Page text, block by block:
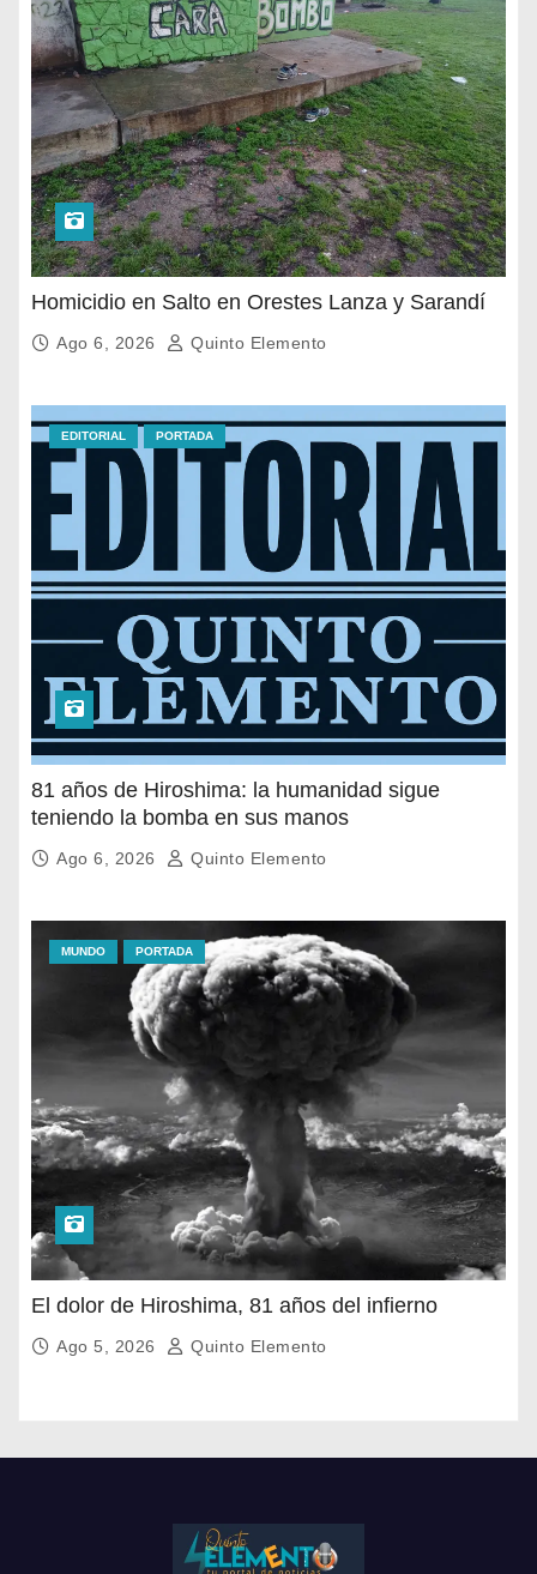
Homicidio en Salto en Orestes Lanza y Sarandí
Ago 6, 2026 Quinto Elemento
EDITORIAL PORTADA
81 años de Hiroshima: la humanidad sigue
teniendo la bomba en sus manos
Ago 6, 2026 Quinto Elemento
MUNDO PORTADA
El dolor de Hiroshima, 81 años del infierno
Ago 5, 2026 Quinto Elemento